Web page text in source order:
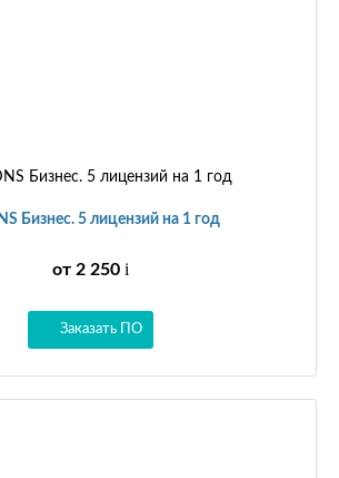
Бизнес. 5 лицензий на 1 год
от 2 250 i
Заказать ПО